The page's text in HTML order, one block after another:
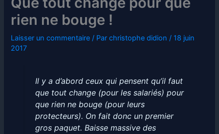
rien ne bouge !
Laisser un commentaire / Parchristophe didion / 18 juin
2017
Il y a d’abord ceux qui pensent qu’il faut
que tout change (pour les salariés) pour
que rien ne bouge (pour leurs
protecteurs). On fait donc un premier
gros paquet. Baisse massive des